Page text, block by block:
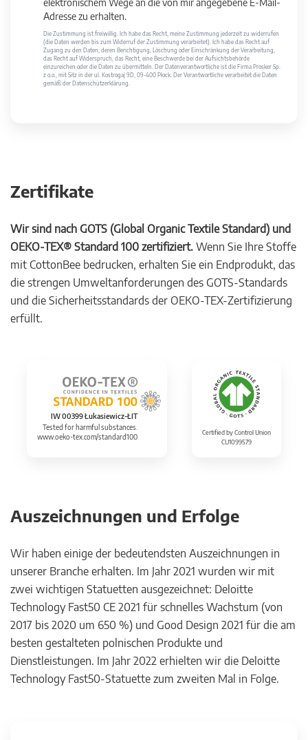
elektronischem Wege an die von mir angegebene E-Mail-
Adresse zu erhalten.
Die Zustimmung ist freiwillig. Ich habe das Recht, meine Zustimmung jederzeit zu widerrufen
(die Daten werden bis zum Widerruf der Zustimmung verarbeitet). Ich habe das Recht auf
Zugang zu den Daten, deren Berichtigung, Löschung oder Einschränkung der Verarbeitung,
das Recht auf Widerspruch, das Recht, eine Beschwerde bei der Aufsichtsbehörde
einzureichen oder die Daten zu übermitteln. Der Datenverantwortliche ist die Firma Prosker Sp.
z o.o., mit Sitz in der ul. Kostrogaj 9D, 09-400 Płock. Der Verantwortliche verarbeitet die Daten
gemäß der Datenschutzerklärung.
Zertifikate
Wir sind nach GOTS (Global Organic Textile Standard) und
OEKO-TEX® Standard 100 zertifiziert. Wenn Sie Ihre Stoffe
mit CottonBee bedrucken, erhalten Sie ein Endprodukt, das
die strengen Umweltanforderungen des GOTS-Standards
und die Sicherheitsstandards der OEKO-TEX-Zertifizierung
erfüllt.
IW 00399 Łukasiewicz-ŁIT
Tested for harmful substances.
www.oeko-tex.com/standard100
Certified by Control Union
CU1099579
Auszeichnungen und Erfolge
Wir haben einige der bedeutendsten Auszeichnungen in
unserer Branche erhalten. Im Jahr 2021 wurden wir mit
zwei wichtigen Statuetten ausgezeichnet: Deloitte
Technology Fast50 CE 2021 für schnelles Wachstum (von
2017 bis 2020 um 650 %) und Good Design 2021 für die am
besten gestalteten polnischen Produkte und
Dienstleistungen. Im Jahr 2022 erhielten wir die Deloitte
Technology Fast50-Statuette zum zweiten Mal in Folge.